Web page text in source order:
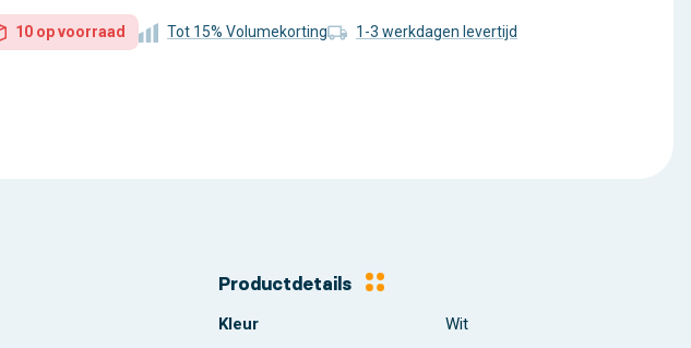
10 op voorraad Tot 15% Volumekorting 1-3 werkdagen levertijd
Productdetails
Kleur Wit